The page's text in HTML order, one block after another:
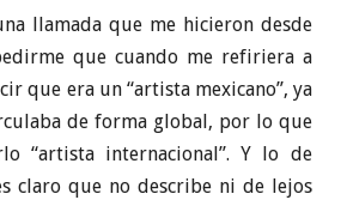
llamada que me hicieron desde
que cuando me refiriera a
que era un “artista mexicano”, ya
de forma global, por lo que
“artista internacional”. Y lo de
claro que no describe ni de lejos